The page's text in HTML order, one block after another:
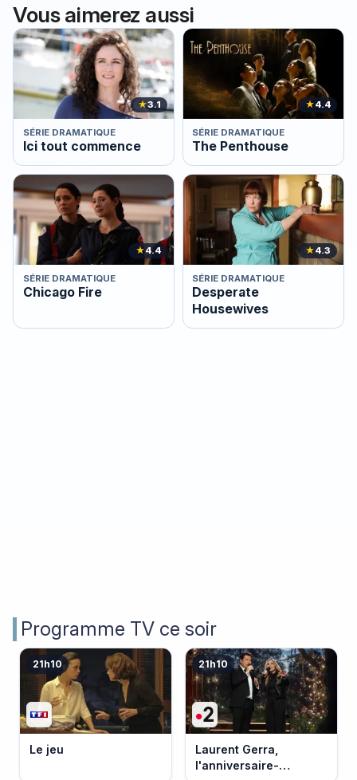
Vous aimerez aussi
★3.1
SÉRIE DRAMATIQUE
Ici tout commence
★4.4
SÉRIE DRAMATIQUE
The Penthouse
★4.4
SÉRIE DRAMATIQUE
Chicago Fire
★4.3
SÉRIE DRAMATIQUE
Desperate
Housewives
Programme TV ce soir
21h10
Le jeu
21h10
Laurent Gerra,
l'anniversaire-